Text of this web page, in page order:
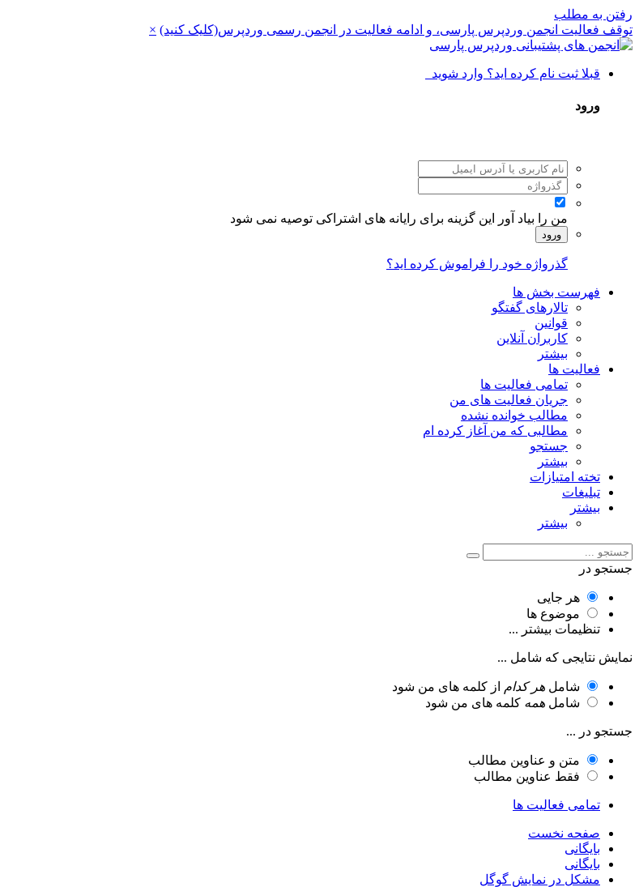
رفتن به مطلب
توقف فعالیت انجمن وردپرس پارسی، و ادامه فعالیت در انجمن رسمی وردپرس(کلیک کنید) ×
قبلا ثبت نام کرده اید؟ وارد شوید
ورود
من را بیاد آور این گزینه برای رایانه های اشتراکی توصیه نمی شود
ورود
گذرواژه خود را فراموش کرده اید؟
فهرست بخش ها
تالارهای گفتگو
قوانین
کاربران آنلاین
بیشتر
فعالیت ها
تمامی فعالیت ها
جریان فعالیت های من
مطالب خوانده نشده
مطالبی که من آغاز کرده ام
جستجو
بیشتر
تخته امتیازات
تبلیغات
بیشتر
بیشتر
جستجو در
هر جایی
موضوع ها
تنظیمات بیشتر ...
نمایش نتایجی که شامل ...
شامل هر کدام از کلمه های من شود
شامل همه کلمه های من شود
جستجو در ...
متن و عناوین مطالب
فقط عناوین مطالب
تمامی فعالیت ها
صفحه نخست
بایگانی
بایگانی
مشکل در نمایش گوگل